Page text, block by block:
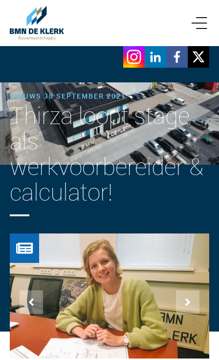
NIEUWS 30 SEPTEMBER 2021
Thirza loopt stage
als
werkvoorbereider &
calculator!